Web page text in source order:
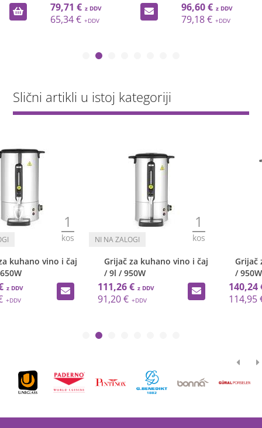
79,71 €
65,34 €
96,60 €
79,18 €
Slični artikli u istoj kategoriji
kos
Grijač za kuhano vino i čaj
/ 9l / 950W
111,26 €
91,20 €
Grijač za tople napitke / 9L
140,24 €
114,95 €